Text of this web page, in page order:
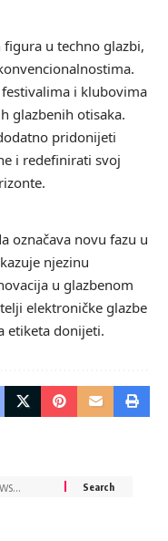
u techno glazbi,
i klubovima
glazbenih otisaka.
pridonijeti
i redefinirati svoj
označava novu fazu u
njezinu
u glazbenom
elektroničke glazbe
etiketa donijeti.